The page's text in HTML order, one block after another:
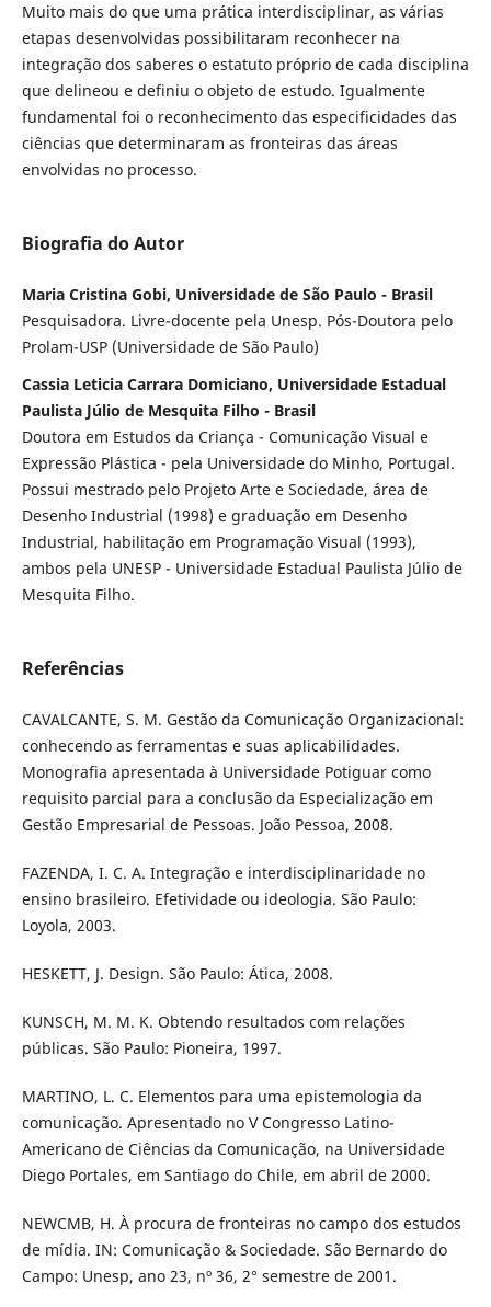
Muito mais do que uma prática interdisciplinar, as várias
etapas desenvolvidas possibilitaram reconhecer na
integração dos saberes o estatuto próprio de cada disciplina
que delineou e definiu o objeto de estudo. Igualmente
fundamental foi o reconhecimento das especificidades das
ciências que determinaram as fronteiras das áreas
envolvidas no processo.
Biografia do Autor
Maria Cristina Gobi, Universidade de São Paulo - Brasil
Pesquisadora. Livre-docente pela Unesp. Pós-Doutora pelo
Prolam-USP (Universidade de São Paulo)
Cassia Leticia Carrara Domiciano, Universidade Estadual
Paulista Júlio de Mesquita Filho - Brasil
Doutora em Estudos da Criança - Comunicação Visual e
Expressão Plástica - pela Universidade do Minho, Portugal.
Possui mestrado pelo Projeto Arte e Sociedade, área de
Desenho Industrial (1998) e graduação em Desenho
Industrial, habilitação em Programação Visual (1993),
ambos pela UNESP - Universidade Estadual Paulista Júlio de
Mesquita Filho.
Referências
CAVALCANTE, S. M. Gestão da Comunicação Organizacional:
conhecendo as ferramentas e suas aplicabilidades.
Monografia apresentada à Universidade Potiguar como
requisito parcial para a conclusão da Especialização em
Gestão Empresarial de Pessoas. João Pessoa, 2008.
FAZENDA, I. C. A. Integração e interdisciplinaridade no
ensino brasileiro. Efetividade ou ideologia. São Paulo:
Loyola, 2003.
HESKETT, J. Design. São Paulo: Ática, 2008.
KUNSCH, M. M. K. Obtendo resultados com relações
públicas. São Paulo: Pioneira, 1997.
MARTINO, L. C. Elementos para uma epistemologia da
comunicação. Apresentado no V Congresso Latino-
Americano de Ciências da Comunicação, na Universidade
Diego Portales, em Santiago do Chile, em abril de 2000.
NEWCMB, H. À procura de fronteiras no campo dos estudos
de mídia. IN: Comunicação & Sociedade. São Bernardo do
Campo: Unesp, ano 23, nº 36, 2° semestre de 2001.